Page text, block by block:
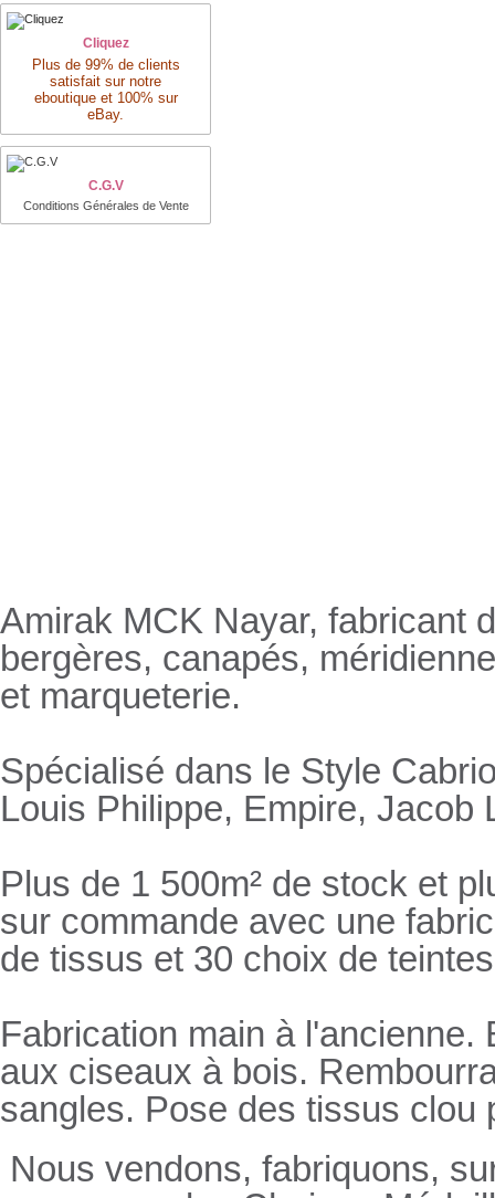
Cliquez
Plus de 99% de clients
satisfait sur notre
eboutique et 100% sur
eBay.
C.G.V
Conditions Générales de Vente
Amirak MCK Nayar, fabricant
bergères, canapés,
et marqueterie.
Spécialisé dans le Style
Louis Philippe, Empire, Jacob
Plus de 1 500m² de stock et
sur commande avec une
de tissus et 30 choix de
Fabrication main à
aux ciseaux à bois.
sangles. Pose des tissus clou
Nous vendons, fabriquons,